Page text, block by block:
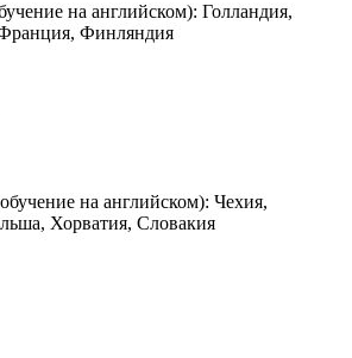
на английском): Голландия,
Финляндия
на английском): Чехия,
Хорватия, Словакия